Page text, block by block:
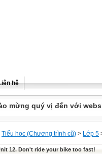
hệ
mừng quý vị đến với
Tiểu học (Chương trình cũ) > Lớp 5
12. Don't ride your bike too fast!